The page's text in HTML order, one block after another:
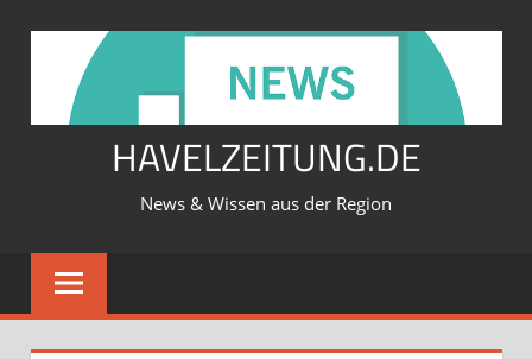
springen
HAVELZEITUNG.DE
News & Wissen aus der Region